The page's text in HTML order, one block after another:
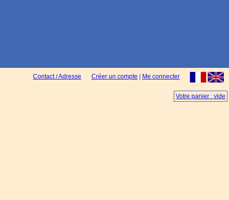
Créer un compte Me connecter
Contact / Adresse
Votre panier : vide